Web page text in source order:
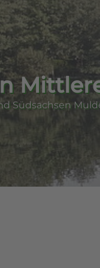
Südsachsen